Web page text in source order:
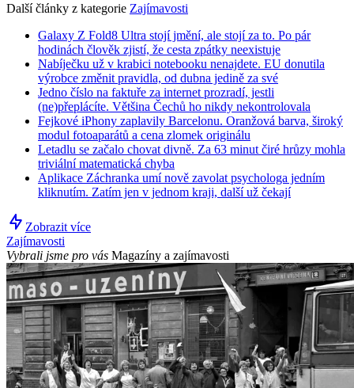
Další články z kategorie Zajímavosti
Galaxy Z Fold8 Ultra stojí jmění, ale stojí za to. Po pár
hodinách člověk zjistí, že cesta zpátky neexistuje
Nabíječku už v krabici notebooku nenajdete. EU donutila
výrobce změnit pravidla, od dubna jedině za své
Jedno číslo na faktuře za internet prozradí, jestli
(ne)přeplácíte. Většina Čechů ho nikdy nekontrolovala
Fejkové iPhony zaplavily Barcelonu. Oranžová barva, široký
modul fotoaparátů a cena zlomek originálu
Letadlu se začalo chovat divně. Za 63 minut čiré hrůzy mohla
triviální matematická chyba
Aplikace Záchranka umí nově zavolat psychologa jedním
kliknutím. Zatím jen v jednom kraji, další už čekají
Zobrazit více
Zajímavosti
Vybrali jsme pro vás Magazíny a zajímavosti